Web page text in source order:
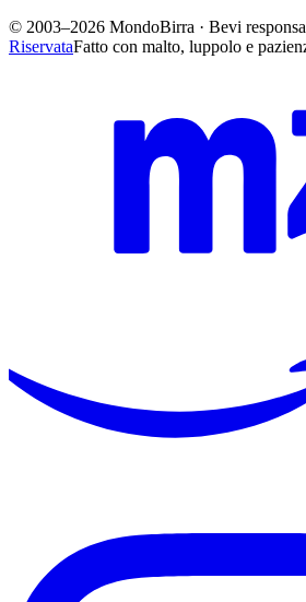
© 2003–2026 MondoBirra · Bevi
RiservataFatto con malto, luppolo e